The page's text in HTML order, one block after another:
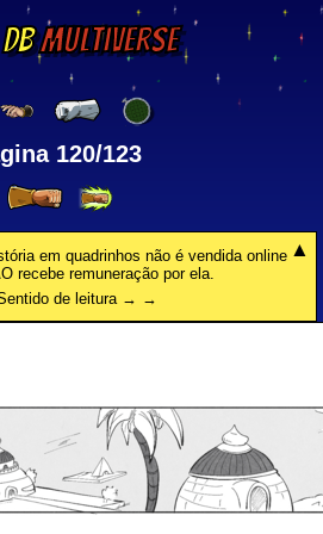
DBMultiverse
120/123
em quadrinhos não é vendida online
recebe remuneração por ela.
de leitura → →